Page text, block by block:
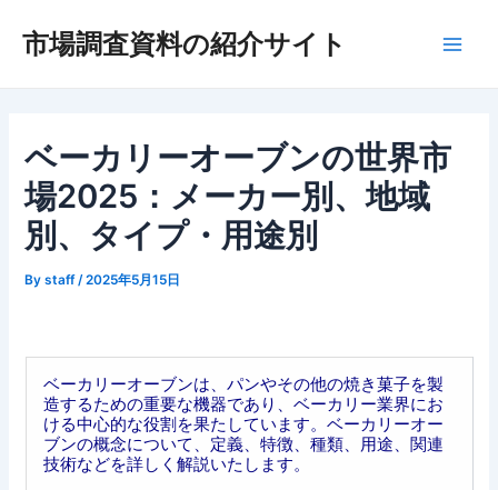
市場調査資料の紹介サイト
ベーカリーオーブンの世界市
場2025：メーカー別、地域
別、タイプ・用途別
Bystaff /2025年5月15日
ベーカリーオーブンは、パンやその他の焼き菓子を製
造するための重要な機器であり、ベーカリー業界にお
ける中心的な役割を果たしています。ベーカリーオー
ブンの概念について、定義、特徴、種類、用途、関連
技術などを詳しく解説いたします。